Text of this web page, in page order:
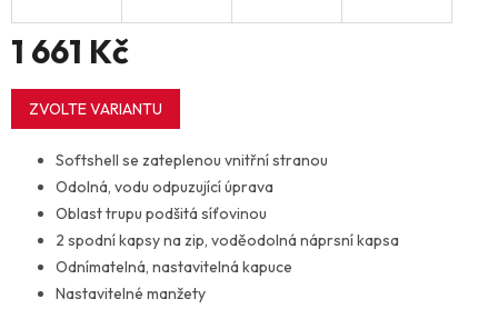
1 661 Kč
Měrná
cena:
ZVOLTE VARIANTU
Softshell se zateplenou vnitřní stranou
Odolná, vodu odpuzující úprava
Oblast trupu podšitá síťovinou
2 spodní kapsy na zip, voděodolná náprsní kapsa
Odnímatelná, nastavitelná kapuce
Nastavitelné manžety